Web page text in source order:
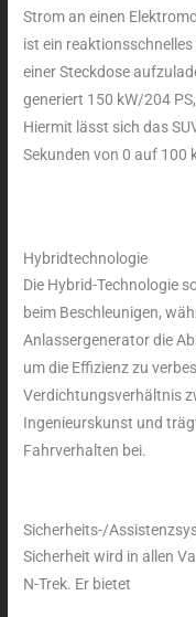
Strom an einen
ist ein
einer Steckdose
generiert 150 kW/204
Hiermit lässt sich das
Sekunden von 0 auf 100
Hybridtechnologie
Die Hybrid-Technologie
beim Beschleunigen,
Anlassergenerator die
um die Effizienz zu
Verdichtungsverhältnis
Ingenieurskunst und
Fahrverhalten bei.
Sicherheits-/
Sicherheit wird in allen
N-Trek. Er bietet